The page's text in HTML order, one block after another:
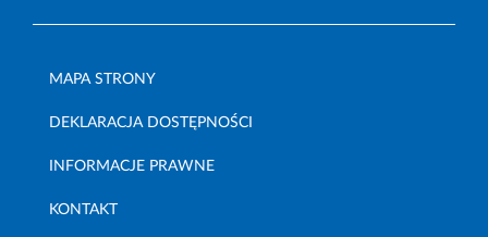
MAPA STRONY
DEKLARACJA DOSTĘPNOŚCI
INFORMACJE PRAWNE
KONTAKT